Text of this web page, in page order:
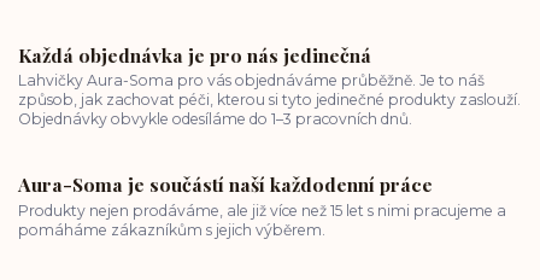
Každá objednávka je pro nás jedinečná
Lahvičky Aura-Soma pro vás objednáváme průběžně. Je to náš
způsob, jak zachovat péči, kterou si tyto jedinečné produkty zaslouží.
Objednávky obvykle odesíláme do 1–3 pracovních dnů.
Aura-Soma je součástí naší každodenní práce
Produkty nejen prodáváme, ale již více než 15 let s nimi pracujeme a
pomáháme zákazníkům s jejich výběrem.